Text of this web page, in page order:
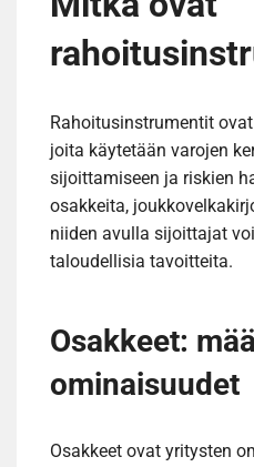
Rahoitusinstrumentit
joita käytetään varojen
sijoittamiseen ja riskien
osakkeita,
niiden avulla sijoittajat
taloudellisia tavoitteita.
Osakkeet:
ominaisuudet
Osakkeet ovat yritysten